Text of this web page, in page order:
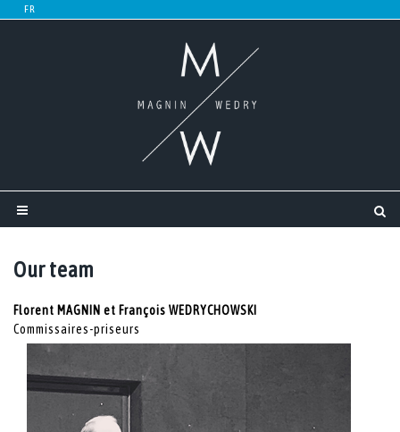
Our team
Florent MAGNIN et François WEDRYCHOWSKI
Commissaires-priseurs